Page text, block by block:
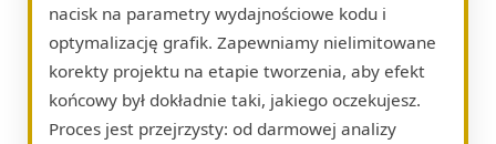
nacisk na parametry wydajnościowe kodu i
optymalizację grafik. Zapewniamy nielimitowane
korekty projektu na etapie tworzenia, aby efekt
końcowy był dokładnie taki, jakiego oczekujesz.
Proces jest przejrzysty: od darmowej analizy